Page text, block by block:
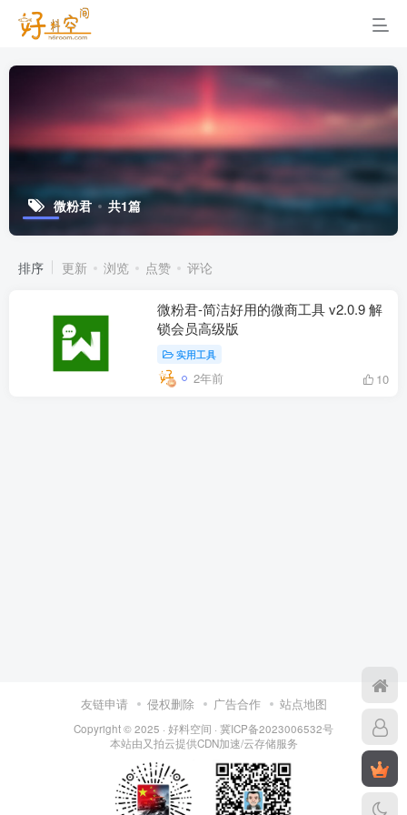
微粉君 共1篇
排序 更新 浏览 点赞 评论
微粉君-简洁好用的微商工具 v2.0.9 解
锁会员高级版
实用工具
2年前 10
友链申请 侵权删除 广告合作 站点地图
Copyright © 2025 · 好料空间 · 冀ICP备2023006532号
本站由又拍云提供CDN加速/云存储服务